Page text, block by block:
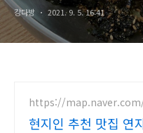
강다방 2021. 9. 5. 16:41
https://
현지인 추천 맛집 연